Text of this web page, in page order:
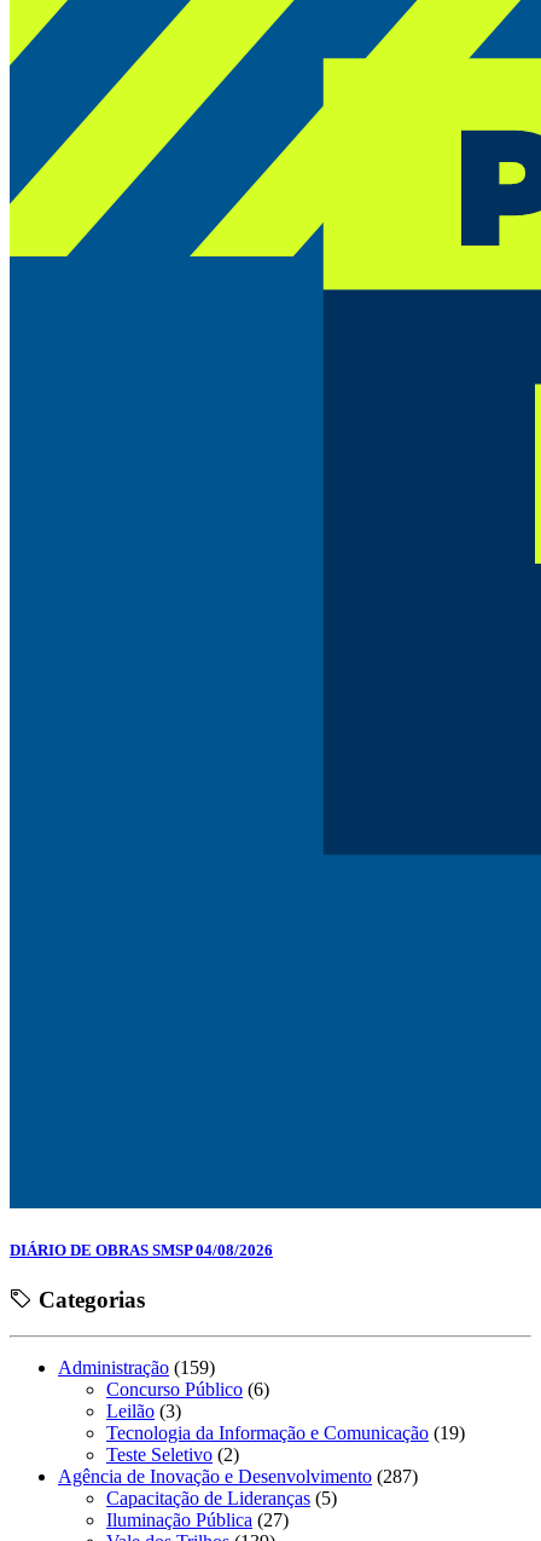
DIÁRIO DE OBRAS SMSP 04/08/2026
Categorias
Administração (159)
Concurso Público (6)
Leilão (3)
Tecnologia da Informação e Comunicação (19)
Teste Seletivo (2)
Agência de Inovação e Desenvolvimento (287)
Capacitação de Lideranças (5)
Iluminação Pública (27)